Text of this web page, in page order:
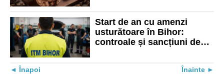
și ciuperci
Start de an cu amenzi
usturătoare în Bihor:
controale și sancțiuni de
Înapoi Înainte